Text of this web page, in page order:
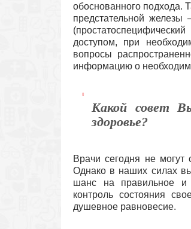
обоснованного подхода.
предстательной
доступом, при
вопросы
информацию о
Какой совет
здоровье?
Врачи сегодня не могут
Однако в наших силах
шанс на правильное и
контроль состояния
душевное равновесие.